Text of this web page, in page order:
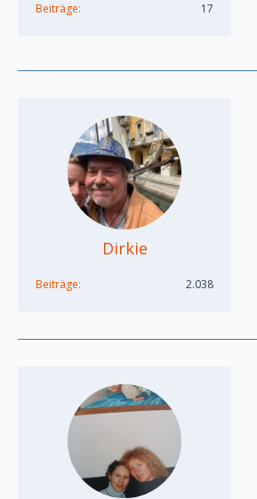
Beiträge 17
Dirkie
Beiträge 2.038